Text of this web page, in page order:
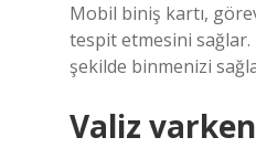
Mobil biniş kartı,
tespit etmesini sağlar.
şekilde binmenizi
Valiz